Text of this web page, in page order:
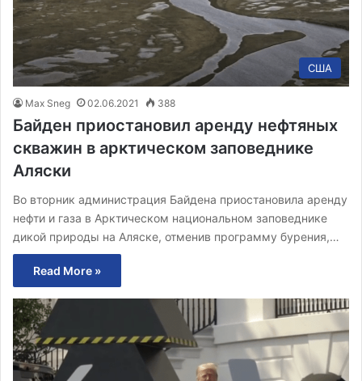
США
Max Sneg 02.06.2021 388
Байден приостановил аренду нефтяных
скважин в арктическом заповеднике
Аляски
Во вторник администрация Байдена приостановила аренду
нефти и газа в Арктическом национальном заповеднике
дикой природы на Аляске, отменив программу бурения,…
Read More »